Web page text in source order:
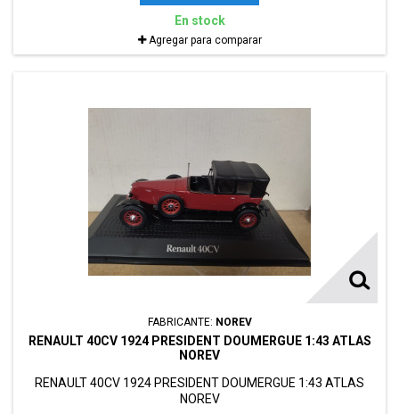
En stock
Agregar para comparar
FABRICANTE: NOREV
RENAULT 40CV 1924 PRESIDENT DOUMERGUE 1:43 ATLAS
NOREV
RENAULT 40CV 1924 PRESIDENT DOUMERGUE 1:43 ATLAS
NOREV